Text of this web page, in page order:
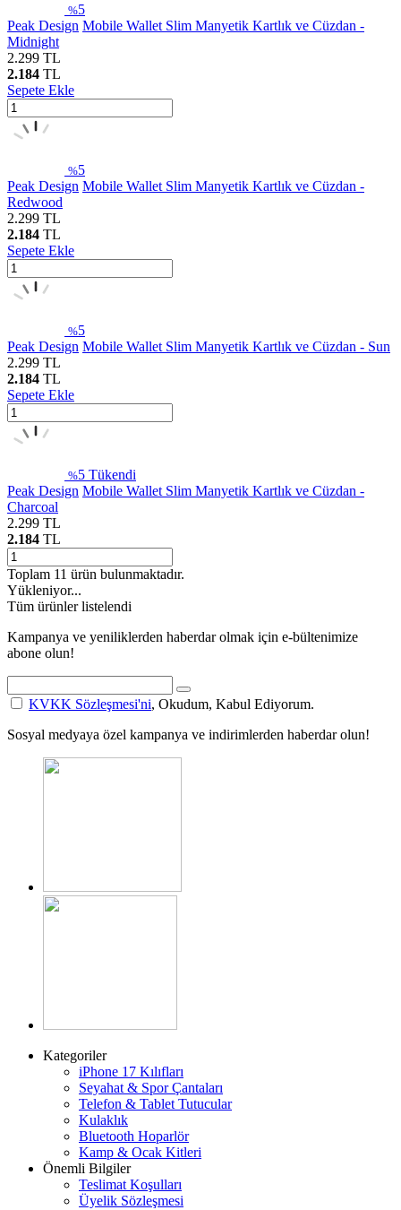
%5
Peak Design Mobile Wallet Slim Manyetik Kartlık ve Cüzdan -
Midnight
2.299 TL
2.184 TL
Sepete Ekle
%5
Peak Design Mobile Wallet Slim Manyetik Kartlık ve Cüzdan -
Redwood
2.299 TL
2.184 TL
Sepete Ekle
%5
Peak Design Mobile Wallet Slim Manyetik Kartlık ve Cüzdan - Sun
2.299 TL
2.184 TL
Sepete Ekle
%5 Tükendi
Peak Design Mobile Wallet Slim Manyetik Kartlık ve Cüzdan -
Charcoal
2.299 TL
2.184 TL
Toplam 11 ürün bulunmaktadır.
Yükleniyor...
Tüm ürünler listelendi
Kampanya ve yeniliklerden haberdar olmak için e-bültenimize
abone olun!
KVKK Sözleşmesi'ni, Okudum, Kabul Ediyorum.
Sosyal medyaya özel kampanya ve indirimlerden haberdar olun!
Kategoriler
iPhone 17 Kılıfları
Seyahat & Spor Çantaları
Telefon & Tablet Tutucular
Kulaklık
Bluetooth Hoparlör
Kamp & Ocak Kitleri
Önemli Bilgiler
Teslimat Koşulları
Üyelik Sözleşmesi